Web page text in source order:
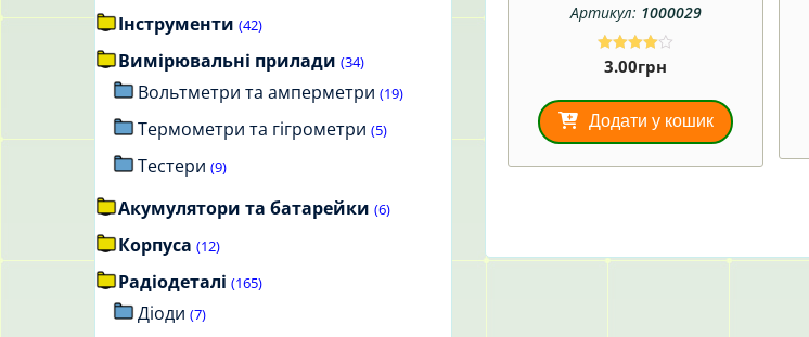
Артикул: 1000029
Оцінено в
4.00
3.00грн
Додати у кошик
Інструменти (42)
Вимірювальні прилади (34)
Вольтметри та амперметри (19)
Термометри та гігрометри (5)
Тестери (9)
Акумулятори та батарейки (6)
Корпуса (12)
Радіодеталі (165)
Діоди (7)